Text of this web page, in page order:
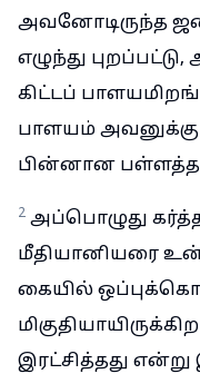
அவனோடிருந்த
எழுந்து
கிட்டப்
பாளயம் அவனுக்கு
பின்னான
2 அப்பொழுது
மீதியானியரை
கையில்
இரட்சித்தது